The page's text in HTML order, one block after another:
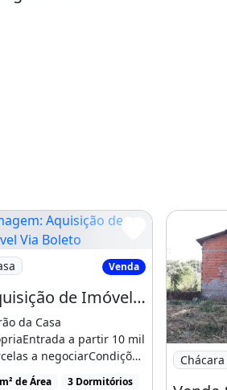
Aquisição de Imóvel Via Boleto
Venda
Aquisição de Imóvel Via Boleto
da Casa
a partir 10 mil
a negociarCondições
para você sair [...]
de Área
3 Dormitórios
Chácara